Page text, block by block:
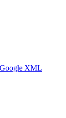
Google XML